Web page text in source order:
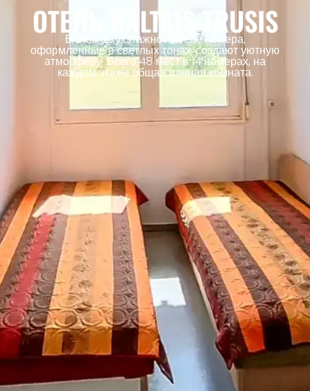
ОТЕЛЬ BALTAIS TRUSIS
В этом двухэтажном отеле номера,
оформленные в светлых тонах, создают уютную
атмосферу. Всего 48 мест в 14 номерах, на
каждом этаже общая ванная комната.